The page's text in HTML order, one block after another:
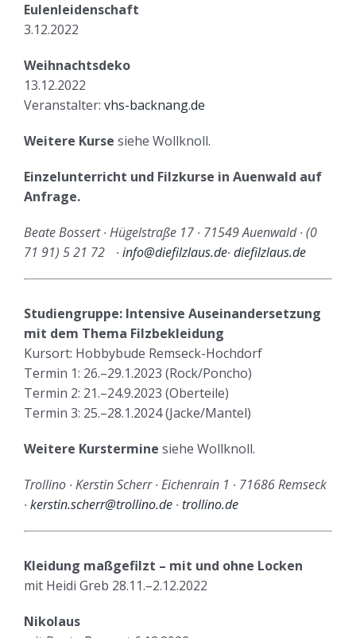
Eulenleidenschaft
3.12.2022
Weihnachtsdeko
13.12.2022
Veranstalter: vhs-backnang.de
Weitere Kurse siehe Wollknoll.
Einzelunterricht und Filzkurse in Auenwald auf
Anfrage.
Beate Bossert ∙ Hügelstraße 17 ∙ 71549 Auenwald ∙ (0
71 91) 5 21 72 ∙ info@diefilzlaus.de∙ diefilzlaus.de
Studiengruppe: Intensive Auseinandersetzung
mit dem Thema Filzbekleidung
Kursort: Hobbybude Remseck-Hochdorf
Termin 1: 26.–29.1.2023 (Rock/Poncho)
Termin 2: 21.–24.9.2023 (Oberteile)
Termin 3: 25.–28.1.2024 (Jacke/Mantel)
Weitere Kurstermine siehe Wollknoll.
Trollino ∙ Kerstin Scherr ∙ Eichenrain 1 ∙ 71686 Remseck
∙ kerstin.scherr@trollino.de∙ trollino.de
Kleidung maßgefilzt – mit und ohne Locken
mit Heidi Greb 28.11.–2.12.2022
Nikolaus